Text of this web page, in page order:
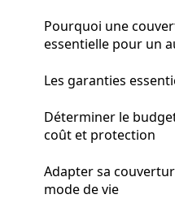
Pourquoi une
essentielle pour un
Les garanties
Déterminer le
coût et protection
Adapter sa
mode de vie